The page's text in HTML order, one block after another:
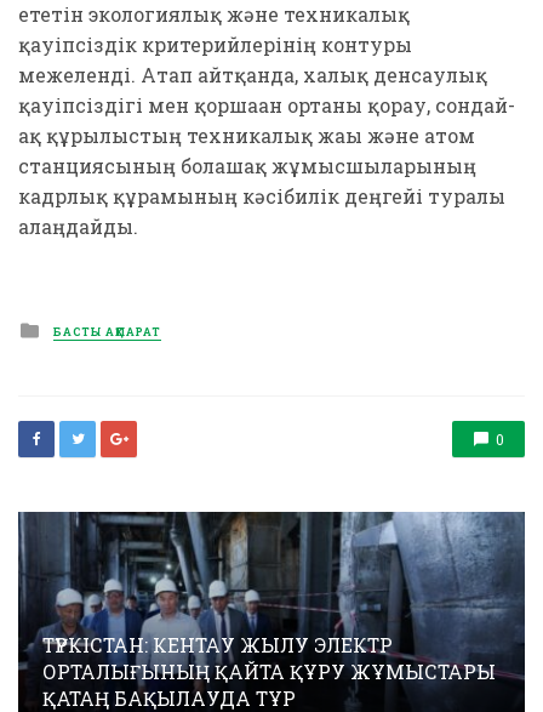
ететін экологиялық және техникалық
қауіпсіздік критерийлерінің контуры
межеленді. Атап айтқанда, халық денсаулық
қауіпсіздігі мен қоршаған ортаны қорғау, сондай-
ақ құрылыстың техникалық жағы және атом
станциясының болашақ жұмысшыларының
кадрлық құрамының кәсібилік деңгейі туралы
алаңдайды.
Posted
in
БАСТЫ АҚПАРАТ
0
ТҮРКІСТАН: КЕНТАУ ЖЫЛУ ЭЛЕКТР
ОРТАЛЫҒЫНЫҢ ҚАЙТА ҚҰРУ ЖҰМЫСТАРЫ
ҚАТАҢ БАҚЫЛАУДА ТҰР